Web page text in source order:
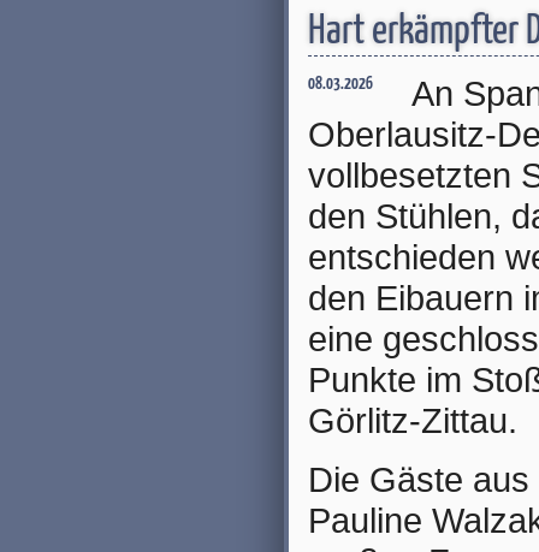
Hart erkämpfter
08.03.2026
An
Oberlausitz-
vollbesetzten
den Stühlen,
entschieden
den Eibauern
eine
Punkte im
Görlitz-Zittau.
Die Gäste
Pauline